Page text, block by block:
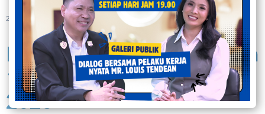
21 March 2024 | (Jak Tv)
Indonesia Taklukan Vietnam
1-0 Kualifikasi Piala Dunia
2026